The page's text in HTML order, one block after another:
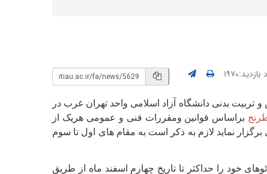
تربیت بدنی دانشگاه آزاد اسلامی واحد تهران غرب در
براساس قوانین ومقررات فنی و عمومی هریک از
نماید لازم به ذکر است به مقام های اول تا سوم
خود را حداکثر تا تاریخ چهارم اسفند ماه از طریق